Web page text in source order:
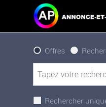
Offres
Rechercher